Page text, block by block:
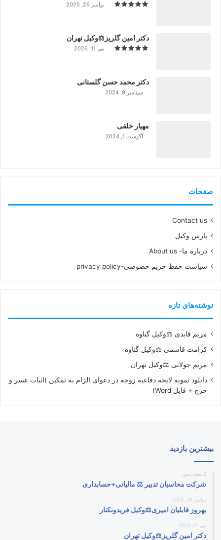
نوامبر 26, 2025
دکتر امین گلریز⚖️وکیل تهران
می 11, 2026
دکتر محمد حسن گلستانی
سپتامبر 9, 2024
مهیار خلقی
آگوست 1, 2024
صفحات
Contact us
پارس وکیل
درباره ما- About us
سیاست حفظ حریم خصوصی-privacy policy
نوشته‌های تازه
مریم قایدی ⚖️وکیل گناوه
کرامت قاسمی ⚖️وکیل گناوه
مریم جولانی ⚖️وکیل تهران
دانلود نمونه لایحه دفاعیه زوجه در دعوای الزام به تمکین (اثبات عسر و
حرج + فایل Word)
بیشترین بازدید
2 هفته پیش
شرکت محاسبان تدبیر ⚖️ مالیاتی+حسابداری
نوامبر 26, 2025
بهروز قابلیان امیری⚖️وکیل فریدونکنار
می 11, 2026
دکتر امین گلریز⚖️وکیل تهران